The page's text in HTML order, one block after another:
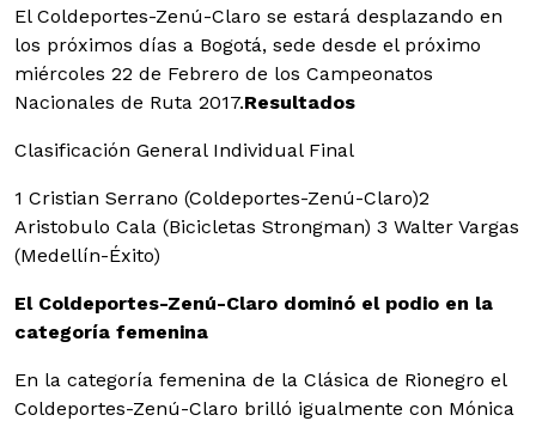
El Coldeportes-Zenú-Claro se estará desplazando en
los próximos días a Bogotá, sede desde el próximo
miércoles 22 de Febrero de los Campeonatos
Nacionales de Ruta 2017.Resultados
Clasificación General Individual Final
1 Cristian Serrano (Coldeportes-Zenú-Claro)2
Aristobulo Cala (Bicicletas Strongman) 3 Walter Vargas
(Medellín-Éxito)
El Coldeportes-Zenú-Claro dominó el podio en la
categoría femenina
En la categoría femenina de la Clásica de Rionegro el
Coldeportes-Zenú-Claro brilló igualmente con Mónica